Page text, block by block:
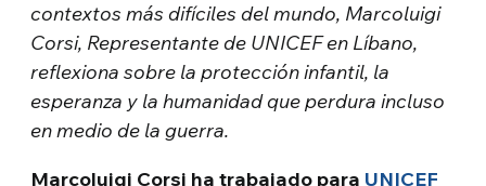
contextos más difíciles del mundo, Marcoluigi
Corsi, Representante de UNICEF en Líbano,
reflexiona sobre la protección infantil, la
esperanza y la humanidad que perdura incluso
en medio de la guerra.
Marcoluigi Corsi ha trabajado para UNICEF